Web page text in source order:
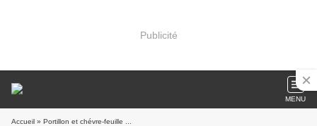
Publicité
MENU
Accueil » Portillon et chévre-feuille ...